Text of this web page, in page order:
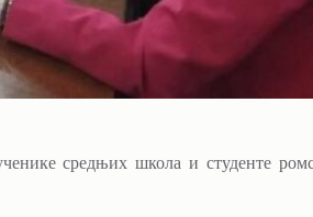
средњих школа и студенте